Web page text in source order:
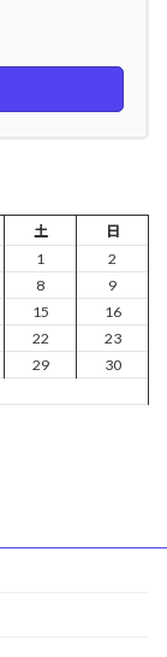
土
日
1
2
8
9
15
16
22
23
29
30